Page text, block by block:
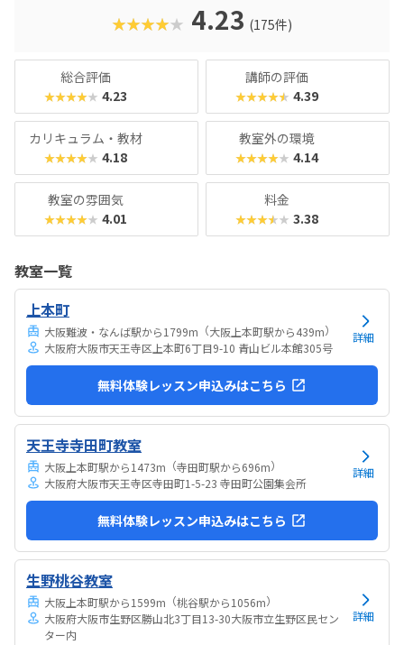
おきたい」方におすすめのスクールといえます。また、いず
れもヒューマンオリジナルの教材で学べるので、高クオリテ
★★★★★ 4.23 (175件)
総合評価
★★★★★ 4.23
講師の評価
★★★★★ 4.39
カリキュラム・教材
★★★★★ 4.18
教室外の環境
★★★★★ 4.14
教室の雰囲気
★★★★★ 4.01
料金
★★★★★ 3.38
教室一覧
上本町
大阪難波・なんば駅から1799m （大阪上本町駅から439m）
大阪府大阪市天王寺区上本町6丁目9-10 青山ビル本館305号
詳細
無料体験レッスン申込みはこちら
天王寺寺田町教室
大阪上本町駅から1473m （寺田町駅から696m）
大阪府大阪市天王寺区寺田町1-5-23 寺田町公園集会所
詳細
無料体験レッスン申込みはこちら
生野桃谷教室
大阪上本町駅から1599m （桃谷駅から1056m）
大阪府大阪市生野区勝山北3丁目13-30大阪市立生野区民セン
ター内
詳細